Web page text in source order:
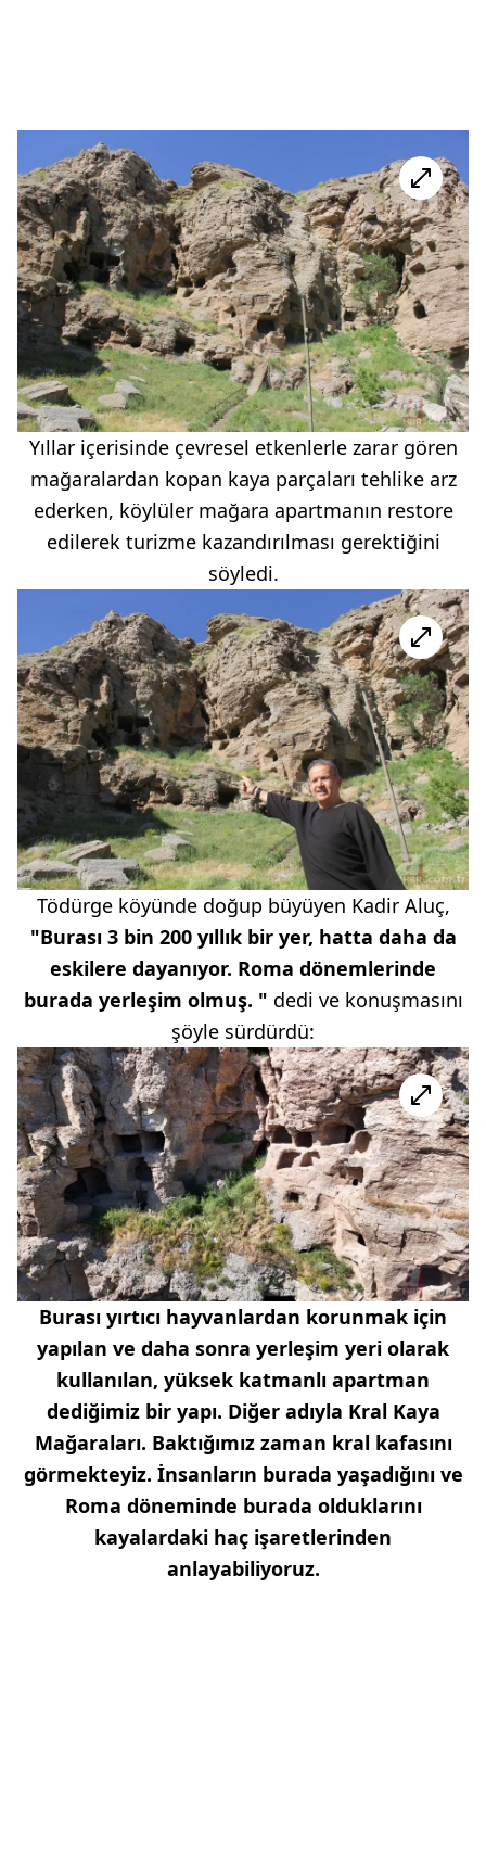
Yıllar içerisinde çevresel etkenlerle zarar gören
mağaralardan kopan kaya parçaları tehlike arz
ederken, köylüler mağara apartmanın restore
edilerek turizme kazandırılması gerektiğini
söyledi.
Tödürge köyünde doğup büyüyen Kadir Aluç,
"Burası 3 bin 200 yıllık bir yer, hatta daha da
eskilere dayanıyor. Roma dönemlerinde
burada yerleşim olmuş. " dedi ve konuşmasını
şöyle sürdürdü:
Burası yırtıcı hayvanlardan korunmak için
yapılan ve daha sonra yerleşim yeri olarak
kullanılan, yüksek katmanlı apartman
dediğimiz bir yapı. Diğer adıyla Kral Kaya
Mağaraları. Baktığımız zaman kral kafasını
görmekteyiz. İnsanların burada yaşadığını ve
Roma döneminde burada olduklarını
kayalardaki haç işaretlerinden
anlayabiliyoruz.